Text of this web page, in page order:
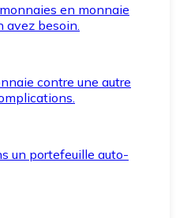
en monnaie
avez besoin.
contre une autre
un portefeuille auto-